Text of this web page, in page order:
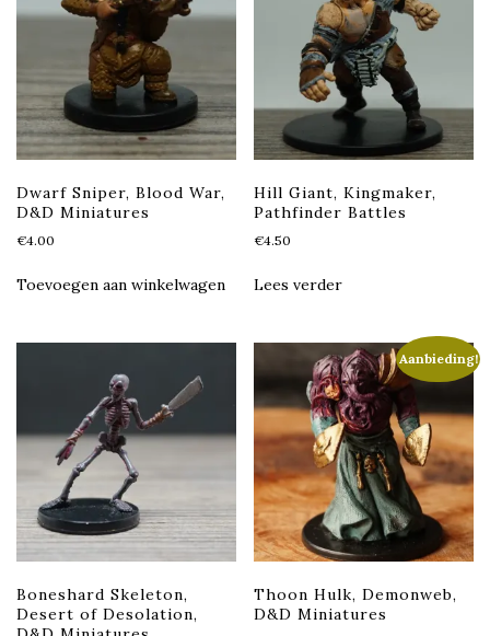
Dwarf Sniper, Blood War,
D&D Miniatures
€4.00
Toevoegen aan winkelwagen
Hill Giant, Kingmaker,
Pathfinder Battles
€4.50
Lees verder
Boneshard Skeleton,
Desert of Desolation,
Aanbieding!
Thoon Hulk, Demonweb,
D&D Miniatures